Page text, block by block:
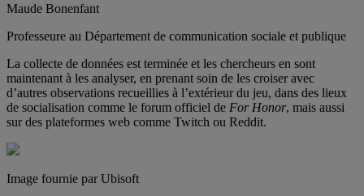
Maude Bonenfant
Professeure au Département de communication sociale et publique
La collecte de données est terminée et les chercheurs en sont
maintenant à les analyser, en prenant soin de les croiser avec
d’autres observations recueillies à l’extérieur du jeu, dans des lieux
de socialisation comme le forum officiel de For Honor, mais aussi
sur des plateformes web comme Twitch ou Reddit.
Image fournie par Ubisoft